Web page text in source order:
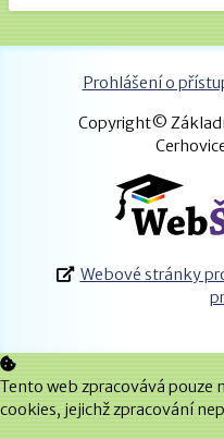
Prohlášení o
Copyright©
Webové stránky
Tento web zpracovává pouze
cookies, jejichž zpracování